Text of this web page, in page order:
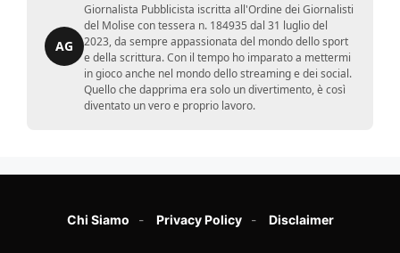
AG
Giornalista Pubblicista iscritta all'Ordine dei Giornalisti
del Molise con tessera n. 184935 dal 31 luglio del
2023, da sempre appassionata del mondo dello sport
e della scrittura. Con il tempo ho imparato a mettermi
in gioco anche nel mondo dello streaming e dei social.
Quello che dapprima era solo un divertimento, è così
diventato un vero e proprio lavoro.
Chi Siamo Privacy Policy Disclaimer